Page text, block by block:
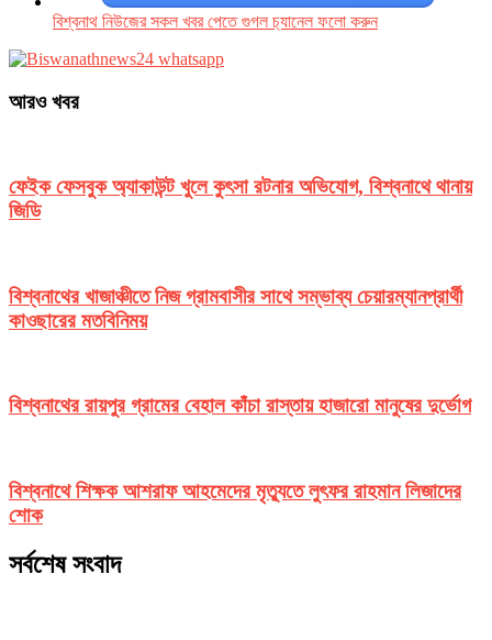
বিশ্বনাথ নিউজের সকল খবর পেতে গুগল চ‌্যানেল ফলো করুন
আরও খবর
ফেইক ফেসবুক অ্যাকাউন্ট খুলে কুৎসা রটনার অভিযোগ, বিশ্বনাথে থানায়
জিডি
বিশ্বনাথের খাজাঞ্চীতে নিজ গ্রামবাসীর সাথে সম্ভাব্য চেয়ারম্যানপ্রার্থী
কাওছারের মতবিনিময়
বিশ্বনাথের রায়পুর গ্রামের বেহাল কাঁচা রাস্তায় হাজারো মানুষের দুর্ভোগ
বিশ্বনাথে শিক্ষক আশরাফ আহমেদের মৃত্যুতে লুৎফর রাহমান লিজাদের
শোক
সর্বশেষ সংবাদ